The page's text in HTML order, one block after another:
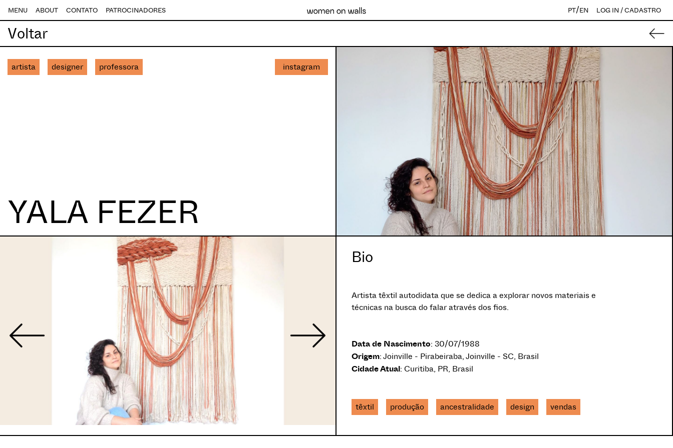
MENU ABOUT CONTATO PATROCINADORES PT/EN LOG IN / CADASTRO
Voltar
artista designer professora instagram
YALA FEZER
Bio
Artista têxtil autodidata que se dedica a explorar novos materiais e
técnicas na busca do falar através dos fios.
Data de Nascimento: 30/07/1988
Origem: Joinville - Pirabeiraba, Joinville - SC, Brasil
Cidade Atual: Curitiba, PR, Brasil
têxtil produção ancestralidade design vendas